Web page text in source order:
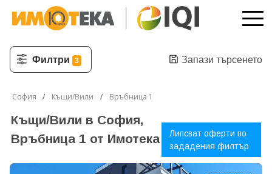
Филтри 3 Запази търсенето
София Къщи/Вили Връбница 1
Къщи/Вили в София,
Връбница 1 от Имотека
Липсват оферти по
зададения филтър